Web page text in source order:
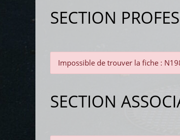
SECTION
Impossible de trouver la fiche :
SECTION